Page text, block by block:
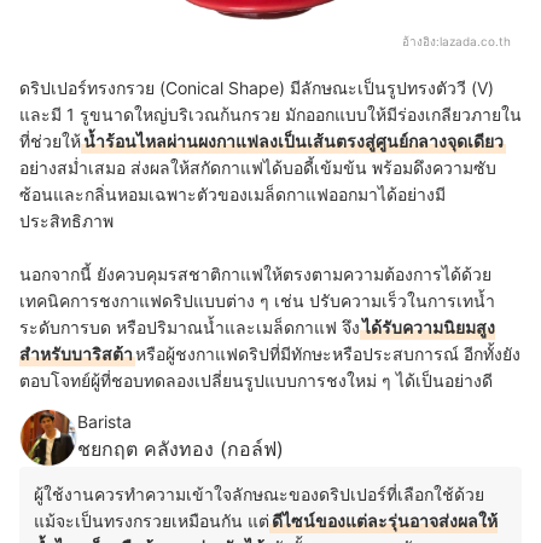
อ้างอิง:lazada.co.th
ดริปเปอร์ทรงกรวย (Conical Shape) มีลักษณะเป็นรูปทรงตัววี (V)
และมี 1 รูขนาดใหญ่บริเวณก้นกรวย มักออกแบบให้มีร่องเกลียวภายใน
ที่ช่วยให้น้ำร้อนไหลผ่านผงกาแฟลงเป็นเส้นตรงสู่ศูนย์กลางจุดเดียว
อย่างสม่ำเสมอ ส่งผลให้สกัดกาแฟได้บอดี้เข้มข้น พร้อมดึงความซับ
ซ้อนและกลิ่นหอมเฉพาะตัวของเมล็ดกาแฟออกมาได้อย่างมี
ประสิทธิภาพ
นอกจากนี้ ยังควบคุมรสชาติกาแฟให้ตรงตามความต้องการได้ด้วย
เทคนิคการชงกาแฟดริปแบบต่าง ๆ เช่น ปรับความเร็วในการเทน้ำ
ระดับการบด หรือปริมาณน้ำและเมล็ดกาแฟ จึงได้รับความนิยมสูง
สำหรับบาริสต้าหรือผู้ชงกาแฟดริปที่มีทักษะหรือประสบการณ์ อีกทั้งยัง
ตอบโจทย์ผู้ที่ชอบทดลองเปลี่ยนรูปแบบการชงใหม่ ๆ ได้เป็นอย่างดี
Barista
ชยกฤต คลังทอง (กอล์ฟ)
ผู้ใช้งานควรทำความเข้าใจลักษณะของดริปเปอร์ที่เลือกใช้ด้วย
แม้จะเป็นทรงกรวยเหมือนกัน แต่ดีไซน์ของแต่ละรุ่นอาจส่งผลให้